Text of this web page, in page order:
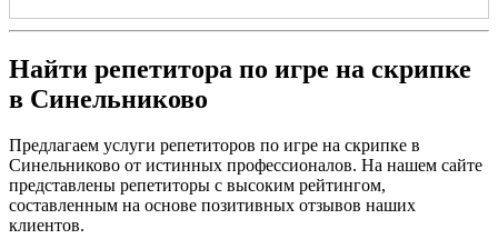
Найти репетитора по игре на скрипке
в Синельниково
Предлагаем услуги репетиторов по игре на скрипке в
Синельниково от истинных профессионалов. На нашем сайте
представлены репетиторы с высоким рейтингом,
составленным на основе позитивных отзывов наших
клиентов.